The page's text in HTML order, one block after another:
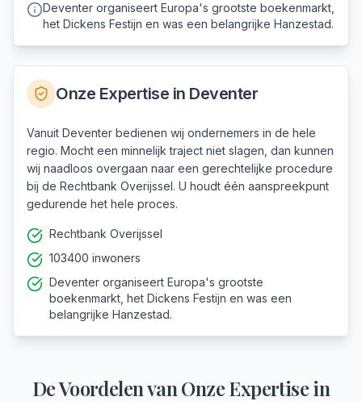
Deventer organiseert Europa's grootste boekenmarkt,
het Dickens Festijn en was een belangrijke Hanzestad.
Onze Expertise in Deventer
Vanuit Deventer bedienen wij ondernemers in de hele
regio. Mocht een minnelijk traject niet slagen, dan kunnen
wij naadloos overgaan naar een gerechtelijke procedure
bij de Rechtbank Overijssel. U houdt één aanspreekpunt
gedurende het hele proces.
Rechtbank Overijssel
103400 inwoners
Deventer organiseert Europa's grootste
boekenmarkt, het Dickens Festijn en was een
belangrijke Hanzestad.
De Voordelen van Onze Expertise in